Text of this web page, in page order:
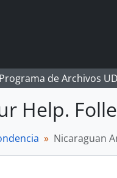
de Archivos
Help.
Nicaraguan